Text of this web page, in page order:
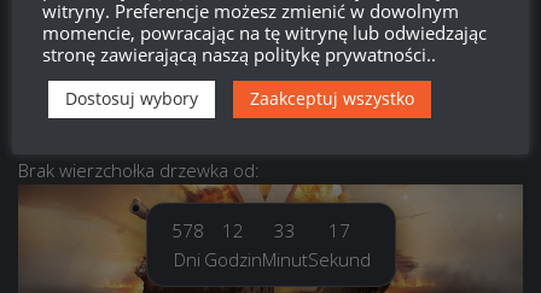
Kanał komentarzy
WordPress.org
Brak wierzchołka drzewka od:
578
Dni
12
Godzin
33
Minut
18
Sekund
witryny. Preferencje możesz zmienić w dowolnym
momencie, powracając na tę witrynę lub odwiedzając
stronę zawierającą naszą politykę prywatności..
Dostosuj wybory Zaakceptuj wszystko